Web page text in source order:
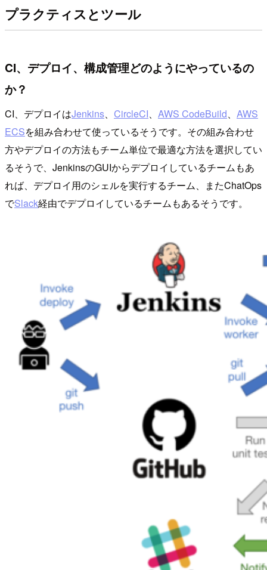
プラクティスとツール
CI、デプロイ、構成管理どのようにやっているの
か？
CI、デプロイはJenkins、 CircleCI、 AWS CodeBuild、 AWS
ECSを組み合わせて使っているそうです。その組み合わせ
方やデプロイの方法もチーム単位で最適な方法を選択してい
るそうで、JenkinsのGUIからデプロイしているチームもあ
れば、デプロイ用のシェルを実行するチーム、またChatOps
でSlack経由でデプロイしているチームもあるそうです。